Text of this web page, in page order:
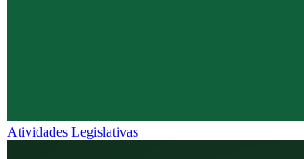
Atividades Legislativas